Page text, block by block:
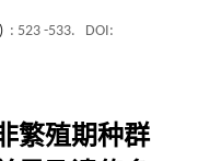
: 523 -533.
DOI:
繁殖期种群